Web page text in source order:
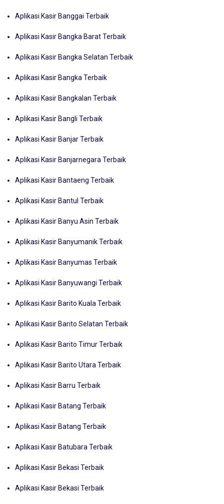
Aplikasi Kasir Banggai Terbaik
Aplikasi Kasir Bangka Barat Terbaik
Aplikasi Kasir Bangka Selatan Terbaik
Aplikasi Kasir Bangka Terbaik
Aplikasi Kasir Bangkalan Terbaik
Aplikasi Kasir Bangli Terbaik
Aplikasi Kasir Banjar Terbaik
Aplikasi Kasir Banjarnegara Terbaik
Aplikasi Kasir Bantaeng Terbaik
Aplikasi Kasir Bantul Terbaik
Aplikasi Kasir Banyu Asin Terbaik
Aplikasi Kasir Banyumanik Terbaik
Aplikasi Kasir Banyumas Terbaik
Aplikasi Kasir Banyuwangi Terbaik
Aplikasi Kasir Barito Kuala Terbaik
Aplikasi Kasir Barito Selatan Terbaik
Aplikasi Kasir Barito Timur Terbaik
Aplikasi Kasir Barito Utara Terbaik
Aplikasi Kasir Barru Terbaik
Aplikasi Kasir Batang Terbaik
Aplikasi Kasir Batang Terbaik
Aplikasi Kasir Batubara Terbaik
Aplikasi Kasir Bekasi Terbaik
Aplikasi Kasir Bekasi Terbaik